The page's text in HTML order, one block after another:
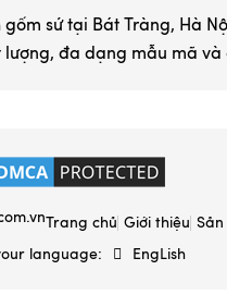
sứ tại Bát Tràng, Hà
lượng, đa dạng mẫu mã và
Trang chủ Giới thiệu
language: EngLish